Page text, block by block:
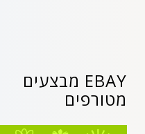
EBAY מבצעים
מטורפים